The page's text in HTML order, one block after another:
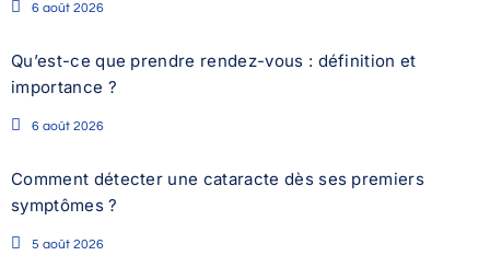
6 août 2026
Qu’est-ce que prendre rendez-vous : définition et
importance ?
6 août 2026
Comment détecter une cataracte dès ses premiers
symptômes ?
5 août 2026